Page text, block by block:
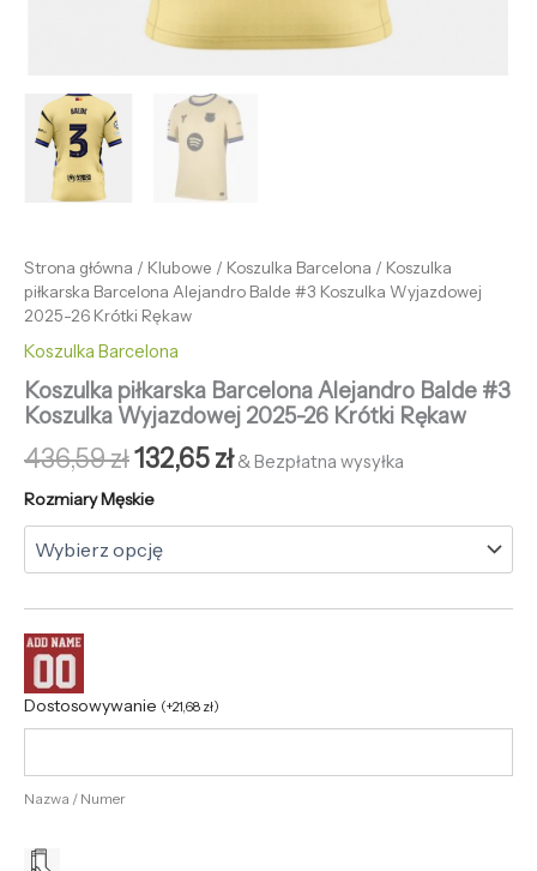
Strona główna / Klubowe / Koszulka Barcelona / Koszulka
piłkarska Barcelona Alejandro Balde #3 Koszulka Wyjazdowej
2025-26 Krótki Rękaw
Koszulka Barcelona
Koszulka piłkarska Barcelona Alejandro Balde #3
Koszulka Wyjazdowej 2025-26 Krótki Rękaw
436,59zł132,65zł & Bezpłatna wysyłka
Rozmiary Męskie
Dostosowywanie (+21,68 zł)
Nazwa / Numer